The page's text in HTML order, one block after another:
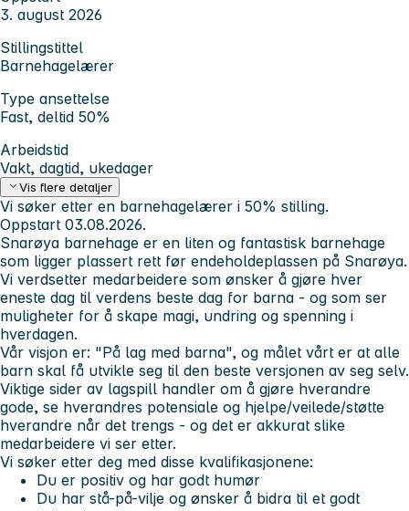
3. august 2026
Stillingstittel
Barnehagelærer
Type ansettelse
Fast, deltid 50%
Arbeidstid
Vakt, dagtid, ukedager
Vis flere detaljer
Vi søker etter en barnehagelærer i 50% stilling.
Oppstart 03.08.2026.
Snarøya barnehage er en liten og fantastisk barnehage
som ligger plassert rett før endeholdeplassen på Snarøya.
Vi verdsetter medarbeidere som ønsker å gjøre hver
eneste dag til verdens beste dag for barna - og som ser
muligheter for å skape magi, undring og spenning i
hverdagen.
Vår visjon er: "På lag med barna", og målet vårt er at alle
barn skal få utvikle seg til den beste versjonen av seg selv.
Viktige sider av lagspill handler om å gjøre hverandre
gode, se hverandres potensiale og hjelpe/veilede/støtte
hverandre når det trengs - og det er akkurat slike
medarbeidere vi ser etter.
Vi søker etter deg med disse kvalifikasjonene:
Du er positiv og har godt humør
Du har stå-på-vilje og ønsker å bidra til et godt